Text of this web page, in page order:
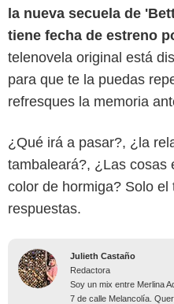
la nueva secuela de
tiene fecha de estreno
telenovela original está
para que te la puedas
refresques la memoria
¿Qué irá a pasar?, ¿la
tambaleará?, ¿Las cosas
color de hormiga? Solo
respuestas.
Julieth Castaño
Redactora
Soy un mix entre Merlina
7 de calle Melancolía.